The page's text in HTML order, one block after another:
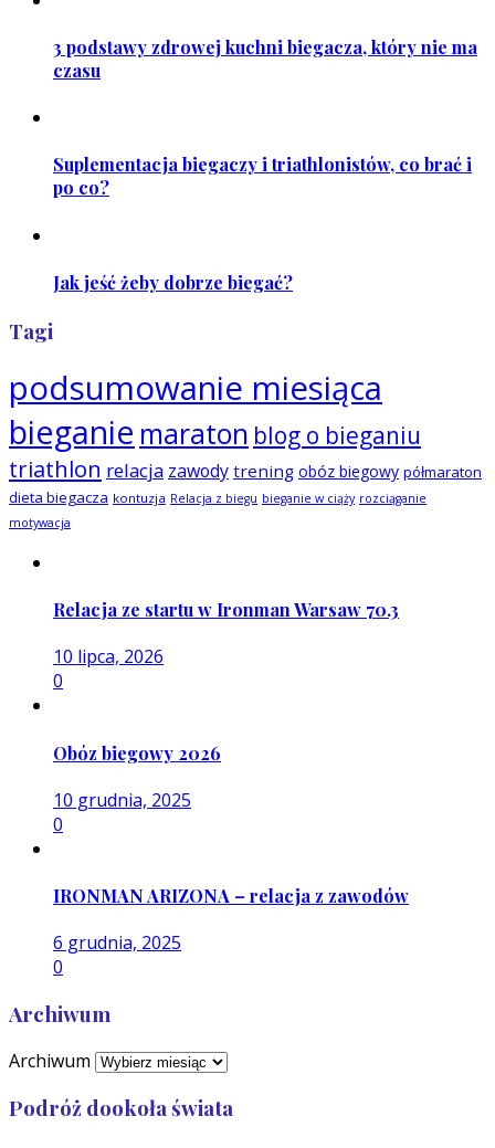
3 podstawy zdrowej kuchni biegacza, który nie ma
czasu
Suplementacja biegaczy i triathlonistów, co brać i
po co?
Jak jeść żeby dobrze biegać?
Tagi
podsumowanie miesiąca
bieganie maraton blog o bieganiu
triathlon relacja zawody trening obóz biegowy półmaraton
dieta biegacza kontuzja Relacja z biegu bieganie w ciąży rozciąganie
motywacja
Relacja ze startu w Ironman Warsaw 70.3
10 lipca, 2026
0
Obóz biegowy 2026
10 grudnia, 2025
0
IRONMAN ARIZONA – relacja z zawodów
6 grudnia, 2025
0
Archiwum
Archiwum
Podróż dookoła świata